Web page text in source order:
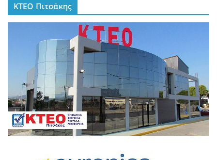
ΚΤΕΟ Πιτσάκης